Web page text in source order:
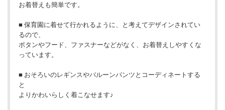
お着替えも簡単です。
■ 保育園に着せて行かれるように、と考えてデザインされてい
るので、
ボタンやフード、ファスナーなどがなく、お着替えしやすくな
っています。
■ おそろいのレギンスやバルーンパンツとコーディネートする
と
よりかわいらしく着こなせます♪